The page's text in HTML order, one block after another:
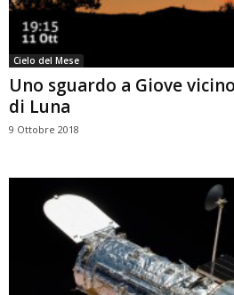
Cielo del Mese
Uno sguardo a Giove
di Luna
9 Ottobre 2018